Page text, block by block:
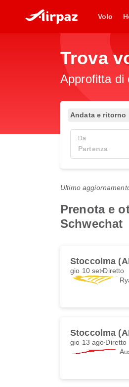
Volo
Trova
Approfitta di
Andata e ritorno
Da
Ultimo
Prenota e
Schwechat
Stoccolma
gio 10 set Diretto
Stoccolma
gio 13 ago Diretto